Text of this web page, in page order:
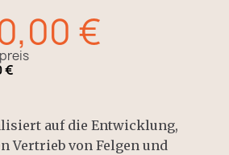
€
€
auf die Entwicklung,
Vertrieb von Felgen und